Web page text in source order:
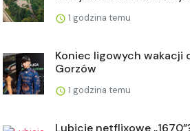
1 godzina temu
Koniec ligowych wakacji
Gorzów
1 godzina temu
Lubicie netflixowe